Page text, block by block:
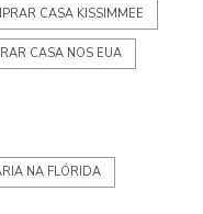
CASA KISSIMMEE
CASA NOS EUA
NA FLÓRIDA